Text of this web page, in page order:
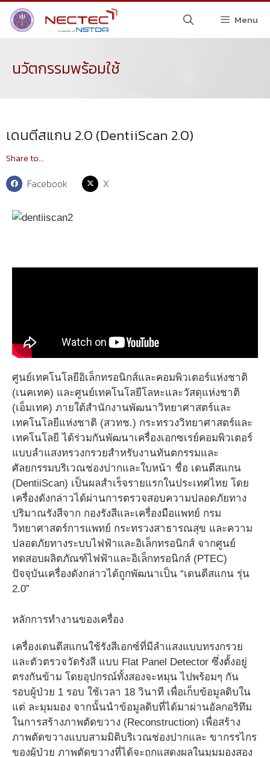
Menu
นวัตกรรมพร้อมใช้
เดนตีสแกน 2.0 (DentiiScan 2.0)
Share to...
Facebook X
ศูนย์เทคโนโลยีอิเล็กทรอนิกส์และคอมพิวเตอร์แห่งชาติ
(เนคเทค) และศูนย์เทคโนโลยีโลหะและวัสดุแห่งชาติ
(เอ็มเทค) ภายใต้สำนักงานพัฒนาวิทยาศาสตร์และ
เทคโนโลยีแห่งชาติ (สวทช.) กระทรวงวิทยาศาสตร์และ
เทคโนโลยี ได้ร่วมกันพัฒนาเครื่องเอกซเรย์คอมพิวเตอร์
แบบลำแสงทรวงกรวยสำหรับงานทันตกรรมและ
ศัลยกรรมบริเวณช่องปากและใบหน้า ชื่อ เดนตีสแกน
(DentiiScan) เป็นผลสำเร็จรายแรกในประเทศไทย โดย
เครื่องดังกล่าวได้ผ่านการตรวจสอบความปลอดภัยทาง
ปริมาณรังสีจาก กองรังสีและเครื่องมือแพทย์ กรม
วิทยาศาสตร์การแพทย์ กระทรวงสาธารณสุข และความ
ปลอดภัยทางระบบไฟฟ้าและอิเล็กทรอนิกส์ จากศูนย์
ทดสอบผลิตภัณฑ์ไฟฟ้าและอิเล็กทรอนิกส์ (PTEC)
ปัจจุบันเครื่องดังกล่าวได้ถูกพัฒนาเป็น “เดนตีสแกน รุ่น
2.0”
หลักการทำงานของเครื่อง
เครื่องเดนตีสแกนใช้รังสีเอกซ์ที่มีลำแสงแบบทรงกรวย
และตัวตรวจวัดรังสี แบบ Flat Panel Detector ซึ่งตั้งอยู่
ตรงกันข้าม โดยอุปกรณ์ทั้งสองจะหมุน ไปพร้อมๆ กัน
รอบผู้ป่วย 1 รอบ ใช้เวลา 18 วินาที เพื่อเก็บข้อมูลดิบใน
แต่ ละมุมมอง จากนั้นนำข้อมูลดิบที่ได้มาผ่านอัลกอริทึม
ในการสร้างภาพตัดขวาง (Reconstruction) เพื่อสร้าง
ภาพตัดขวางแบบสามมิติบริเวณช่องปากและ ขากรรไกร
ของผู้ป่วย ภาพตัดขวางที่ได้จะถูกแสดงผลในมุมมองสอง